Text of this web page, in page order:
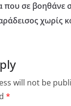
που σε βοηθάνε
χωρίς
will not be
*